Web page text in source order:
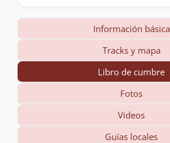
Información básica
Tracks y mapa
Libro de cumbre
Fotos
Videos
Guías locales